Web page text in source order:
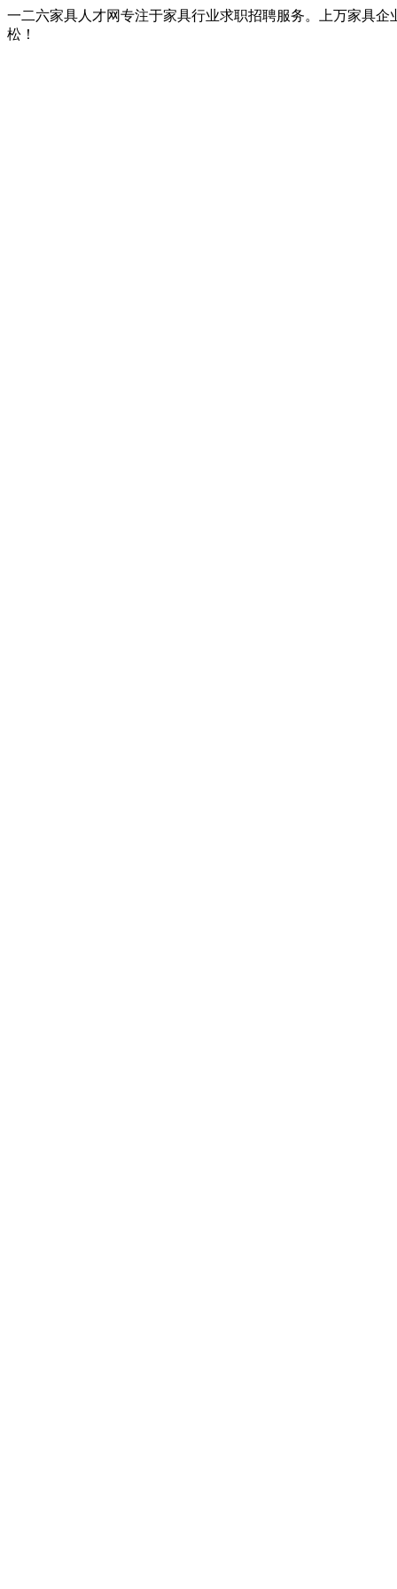
一二六家具人才网专注于家具行业求职招聘服务。上万家具
松！